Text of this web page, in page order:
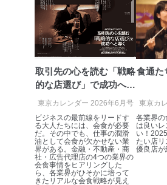
※上記の利用目的のうちNo.1～5に
ータ（開示対象個人情報）の利用目
開示等のご請求に対応させていただ
なお、6、7については、パートナー
各SNS運営会社様にご請求いただき
ます。
３．個人情報の第三者提供について
本人の同意を得ることなく第三者に
ません。ただし、次の場合は除きま
法令に基づく場合
人の生命､身体または財産の保護
場合であって、本人の同意を得る
取引先の心を読む「戦略
的な店選び」で成功へと
導く
東京カレンダー 2026年6月号
ビジネスの最前線をリードす
る大人たちには、会食が必要
だ。その中でも、仕事の潤滑
油として会食が欠かせない業
界がある。金融・不動産・商
社・広告代理店の4つの業界の
会食事情をヒアリングした
ら、各業界がひそかに培って
きたリアルな会食戦略が見え
食通た
東京カ
各業界の
は良いレ
い！
たい店リ
優良店が